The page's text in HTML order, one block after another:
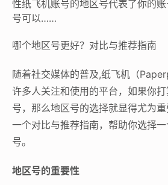
性纸飞机账号的地区号代表了你的
号可以……
哪个地区号更好？对比与推荐指南
随着社交媒体的普及,纸飞机（
许多人关注和使用的平台，如果你
号，那么地区号的选择就显得尤为
一个对比与推荐指南，帮助你选择
号。
地区号的重要性